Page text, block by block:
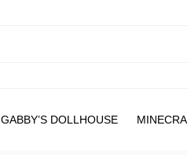
GABBY’S DOLLHOUSE